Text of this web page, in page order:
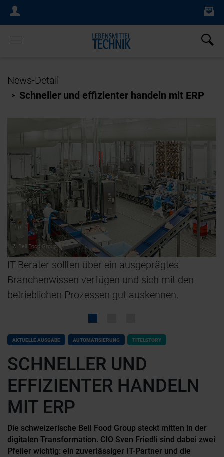
Login Menu
Home
News-Detail
Schneller und effizienter handeln mit ERP
© Bell Food Group
IT-Berater sollten über ein ausgeprägtes
Branchenwissen verfügen und sich mit den
betrieblichen Prozessen gut auskennen.
AKTUELLE AUSGABE AUTOMATISIERUNG TITELSTORY
SCHNELLER UND
EFFIZIENTER HANDELN
MIT ERP
Die schweizerische Bell Food Group steckt mitten in der
digitalen Transformation. CIO Sven Friedli sind dabei zwei
Pfeiler wichtig: ein zuverlässiger IT-Partner und die
×